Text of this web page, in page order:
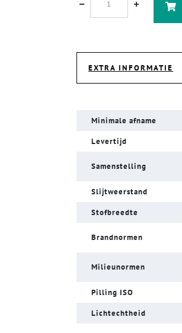
EXTRA INFORMATIE
Minimale afname
Levertijd
Samenstelling
Slijtweerstand
Stofbreedte
Brandnormen
Milieunormen
Pilling ISO
Lichtechtheid